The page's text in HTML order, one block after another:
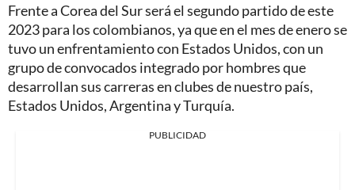
Frente a Corea del Sur será el segundo partido de este
2023 para los colombianos, ya que en el mes de enero se
tuvo un enfrentamiento con Estados Unidos, con un
grupo de convocados integrado por hombres que
desarrollan sus carreras en clubes de nuestro país,
Estados Unidos, Argentina y Turquía.
PUBLICIDAD